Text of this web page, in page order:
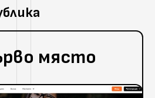
място